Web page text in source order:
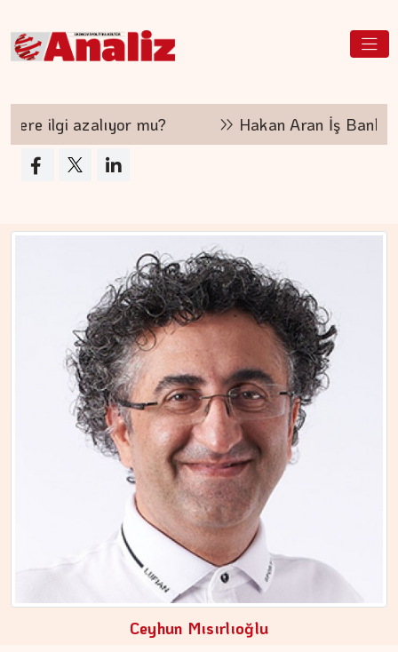
Hakan Aran İş Bankası Genel
Ceyhun Mısırlıoğlu
MEZİN DEDEYİ